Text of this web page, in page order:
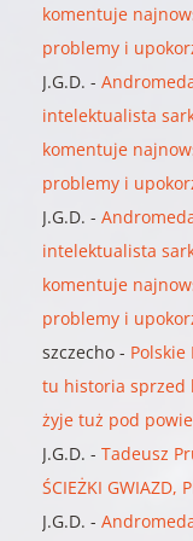
komentuje
problemy i
J.G.D. -
intelektualista
komentuje
problemy i
J.G.D. -
intelektualista
komentuje
problemy i
szczecho - Polskie
tu historia sprzed
żyje tuż pod
J.G.D. -Tadeusz
ŚCIEŻKI GWIAZD,
J.G.D. -